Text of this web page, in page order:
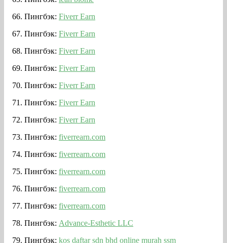
Пингбэк: Fiverr Earn
Пингбэк: Fiverr Earn
Пингбэк: Fiverr Earn
Пингбэк: Fiverr Earn
Пингбэк: Fiverr Earn
Пингбэк: Fiverr Earn
Пингбэк: Fiverr Earn
Пингбэк: fiverrearn.com
Пингбэк: fiverrearn.com
Пингбэк: fiverrearn.com
Пингбэк: fiverrearn.com
Пингбэк: fiverrearn.com
Пингбэк: Advance-Esthetic LLC
Пингбэк: kos daftar sdn bhd online murah ssm